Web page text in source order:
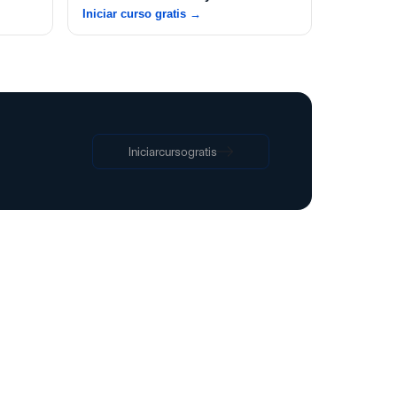
Iniciar curso gratis →
Iniciarcursogratis
Iniciarcursogratis